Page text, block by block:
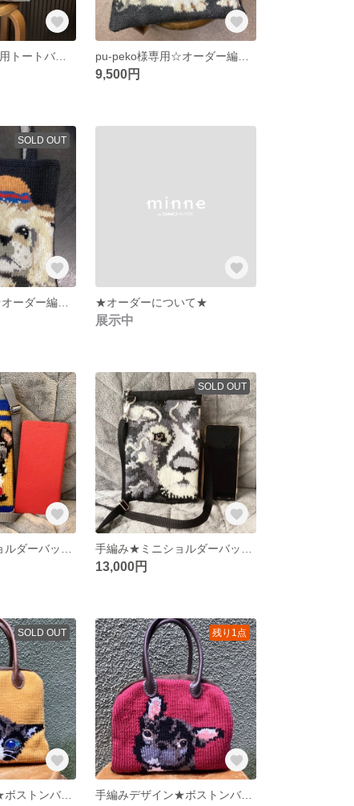
emykumako様専用トートバッグ
9,500円
SOLD OUT
★オーダーについて★
展示中
SOLD OUT
13,000円
SOLD OUT
手編みデザイン★ボストンバッグ【L】ねこ [バッグ ペット 犬 ねこ猫 ネコ 編み物 編み込み 毛糸 オーダー ショルダーバッグ]
残り1点
手編みデザイン★ボストンバッグ/フレンチブルドッグ [バッグ ペット 犬 ねこ猫 ネコ 編み物 編み込み 毛糸 オーダー ショルダーバッグ]